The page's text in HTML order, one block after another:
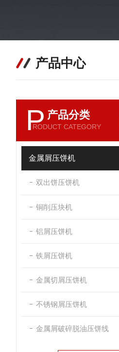
产品中心
P 产品分类
RODUCT CATEGORY
金属屑压饼机
双出饼压饼机
铜削压块机
铝屑压饼机
铁屑压饼机
金属切屑压饼机
不锈钢屑压饼机
金属屑破碎脱油压饼线